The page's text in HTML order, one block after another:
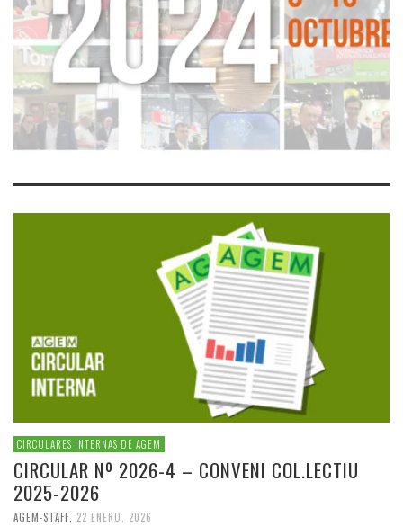
CIRCULARES INTERNAS DE AGEM
CIRCULAR Nº 2026-4 – CONVENI COL.LECTIU
2025-2026
AGEM-STAFF 22 ENERO, 2026